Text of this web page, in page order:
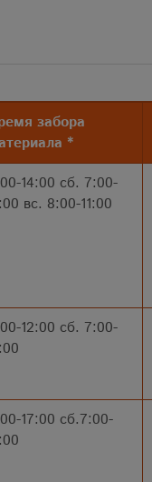
забора
*
14:00 сб. 7:00-
вс. 8:00-11:00
12:00 сб. 7:00-
17:00 сб.7:00-